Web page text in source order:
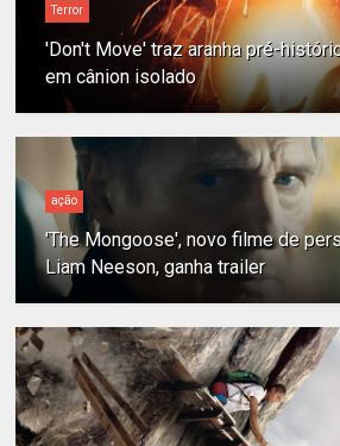
Terror
'Don't Move' traz aranha pré-
em cânion isolado
ação
'The Mongoose', novo filme de
Liam Neeson, ganha trailer